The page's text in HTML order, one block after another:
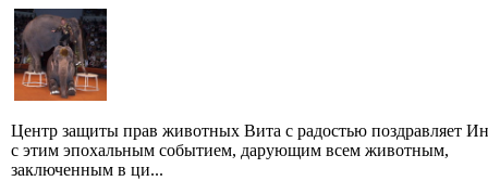
Центр защиты прав животных Вита с радостью поздравляет
с этим эпохальным событием, дарующим всем животным,
заключенным в ци...